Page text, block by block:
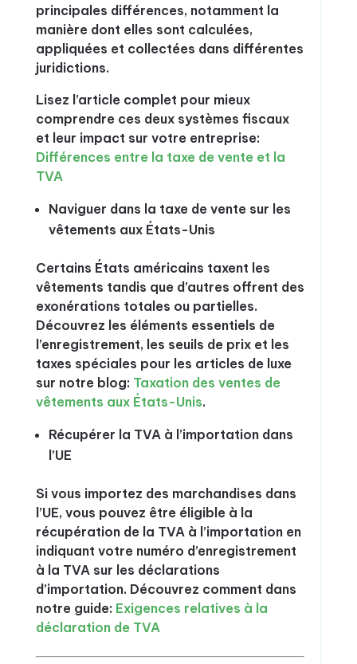
principales différences, notamment la
manière dont elles sont calculées,
appliquées et collectées dans différentes
juridictions.
Lisez l’article complet pour mieux
comprendre ces deux systèmes fiscaux
et leur impact sur votre entreprise:
Différences entre la taxe de vente et la
TVA
Naviguer dans la taxe de vente sur les
vêtements aux États-Unis
Certains États américains taxent les
vêtements tandis que d’autres offrent des
exonérations totales ou partielles.
Découvrez les éléments essentiels de
l’enregistrement, les seuils de prix et les
taxes spéciales pour les articles de luxe
sur notre blog: Taxation des ventes de
vêtements aux États-Unis.
Récupérer la TVA à l’importation dans
l’UE
Si vous importez des marchandises dans
l’UE, vous pouvez être éligible à la
récupération de la TVA à l’importation en
indiquant votre numéro d’enregistrement
à la TVA sur les déclarations
d’importation. Découvrez comment dans
notre guide: Exigences relatives à la
déclaration de TVA